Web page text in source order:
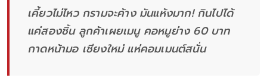
เคี้ยวไม่ไหว กรามจะค้าง มันแห้งมาก! กินไปได้
แค่สองชิ้น ลูกค้าเผยเมนู คอหมูย่าง 60 บาท
กาดหน้ามอ เชียงใหม่ แห่คอมเมนต์สนั่น